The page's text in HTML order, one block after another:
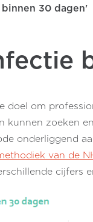
30 dagen'
doel om
zoeken
onderliggend
van de
cijfers